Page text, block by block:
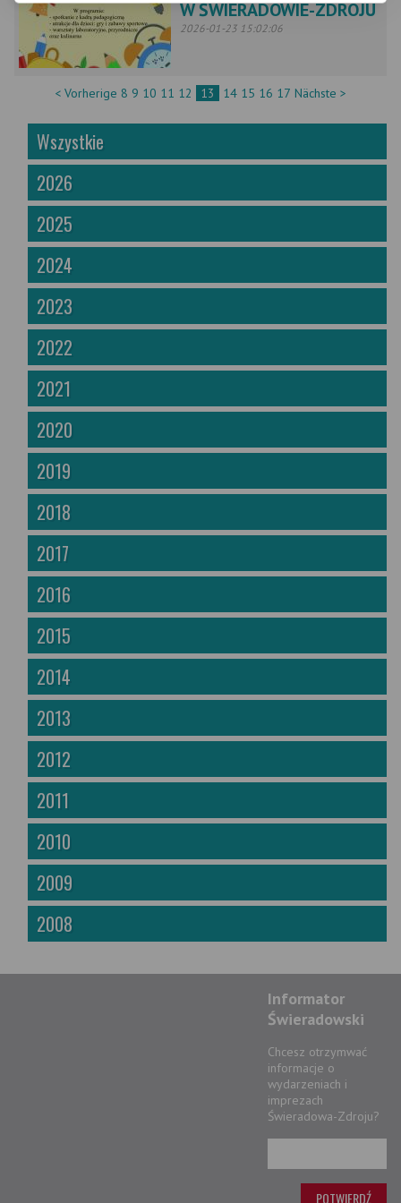
W ŚWIERADOWIE-ZDROJU
2026-01-23 15:02:06
< Vorherige 8 9 10 11 12 13 14 15 16 17 Nächste >
Wszystkie
2026
2025
2024
2023
2022
2021
2020
2019
2018
2017
2016
2015
2014
2013
2012
2011
2010
2009
2008
Informator
Świeradowski
Chcesz otrzymwać
informacje o
wydarzeniach i
imprezach
Świeradowa-Zdroju?